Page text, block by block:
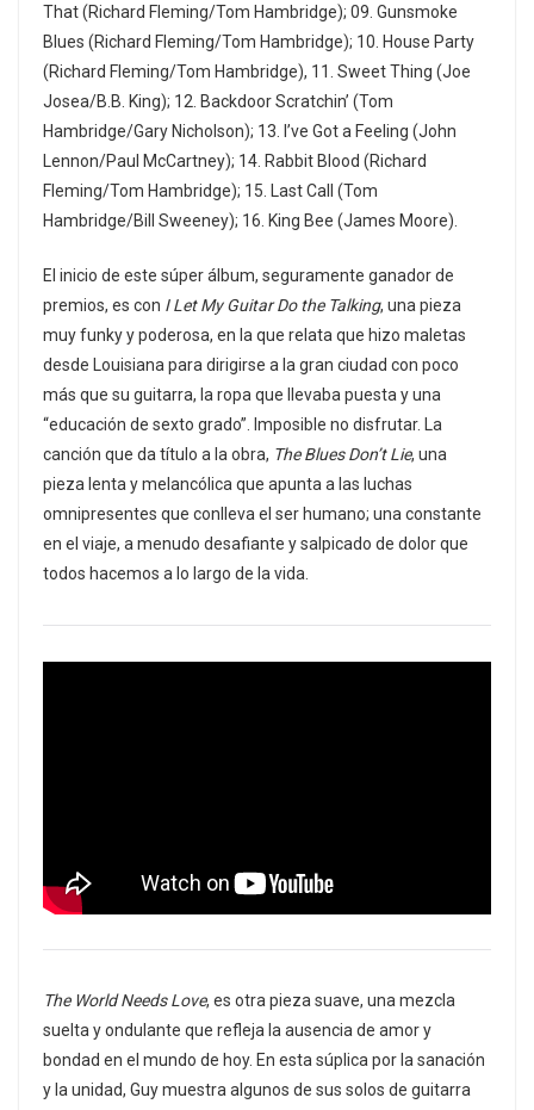
That (Richard Fleming/Tom Hambridge); 09. Gunsmoke
Blues (Richard Fleming/Tom Hambridge); 10. House Party
(Richard Fleming/Tom Hambridge), 11. Sweet Thing (Joe
Josea/B.B. King); 12. Backdoor Scratchin’ (Tom
Hambridge/Gary Nicholson); 13. I’ve Got a Feeling (John
Lennon/Paul McCartney); 14. Rabbit Blood (Richard
Fleming/Tom Hambridge); 15. Last Call (Tom
Hambridge/Bill Sweeney); 16. King Bee (James Moore).
El inicio de este súper álbum, seguramente ganador de
premios, es con I Let My Guitar Do the Talking, una pieza
muy funky y poderosa, en la que relata que hizo maletas
desde Louisiana para dirigirse a la gran ciudad con poco
más que su guitarra, la ropa que llevaba puesta y una
“educación de sexto grado”. Imposible no disfrutar. La
canción que da título a la obra, The Blues Don’t Lie, una
pieza lenta y melancólica que apunta a las luchas
omnipresentes que conlleva el ser humano; una constante
en el viaje, a menudo desafiante y salpicado de dolor que
todos hacemos a lo largo de la vida.
The World Needs Love, es otra pieza suave, una mezcla
suelta y ondulante que refleja la ausencia de amor y
bondad en el mundo de hoy. En esta súplica por la sanación
y la unidad, Guy muestra algunos de sus solos de guitarra